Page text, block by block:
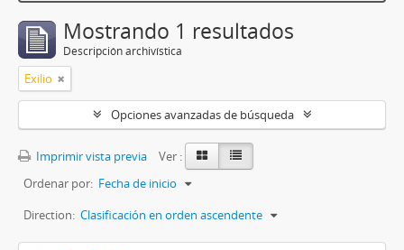
Mostrando 1 resultados
Descripción archivística
Exilio
Opciones avanzadas de búsqueda
Imprimir vista previa
Ver :
Ordenar por: Fecha de inicio
Direction: Clasificación en orden ascendente